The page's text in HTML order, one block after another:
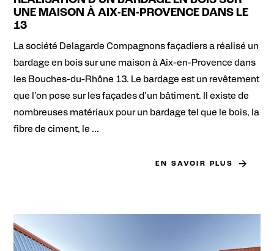
UNE MAISON À AIX-EN-PROVENCE DANS LE
13
La société Delagarde Compagnons façadiers a réalisé un
bardage en bois sur une maison à Aix-en-Provence dans
les Bouches-du-Rhône 13. Le bardage est un revêtement
que l'on pose sur les façades d'un bâtiment. Il existe de
nombreuses matériaux pour un bardage tel que le bois, la
fibre de ciment, le ...
EN SAVOIR PLUS